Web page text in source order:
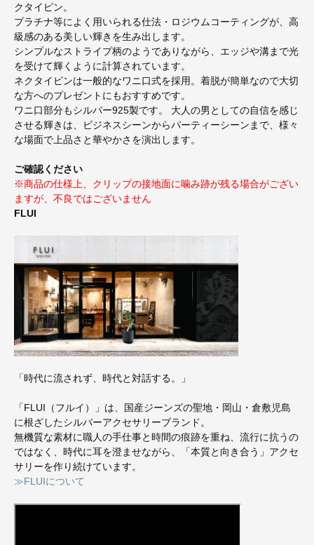
クタイピン。
プラチナ等によく用いられる仕法・ロジウムコーティングが、高
級感のある美しい輝きを生み出します。
シンプルなストライプ柄のようでありながら、エッジや溝まで光
を受けて輝くように計算されています。
ネクタイピンは一般的なワニ口式を採用。着脱が簡単なので大切
な方へのプレゼントにもおすすめです。
ワニ口部分もシルバー925製です。 大人の男としての自信を感じ
させる輝きは、ビジネスシーンからパーティーシーンまで、様々
な場面で上品さと華やかさを演出します。
ご確認ください
※商品の仕様上、クリップの接地面に噛み跡が残る場合がござい
ますが、不良ではございません
FLUI
「時代に流されず、時代と対話する。」
「FLUI（フルイ）」は、国産ジーンズの聖地・岡山・倉敷児島
に根ざしたシルバーアクセサリーブランド。
無機質な素材に職人の手仕事と時間の痕跡を重ね、流行に抗うの
ではなく、時代に耳を澄ませながら、「本質と向き合う」アクセ
サリーを作り続けています。
≫FLUIについて